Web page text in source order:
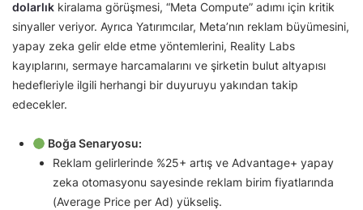
dolarlık kiralama görüşmesi, “Meta Compute” adımı için kritik
sinyaller veriyor. Ayrıca Yatırımcılar, Meta’nın reklam büyümesini,
yapay zeka gelir elde etme yöntemlerini, Reality Labs
kayıplarını, sermaye harcamalarını ve şirketin bulut altyapısı
hedefleriyle ilgili herhangi bir duyuruyu yakından takip
edecekler.
Boğa Senaryosu:
Reklam gelirlerinde %25+ artış ve Advantage+ yapay
zeka otomasyonu sayesinde reklam birim fiyatlarında
(Average Price per Ad) yükseliş.